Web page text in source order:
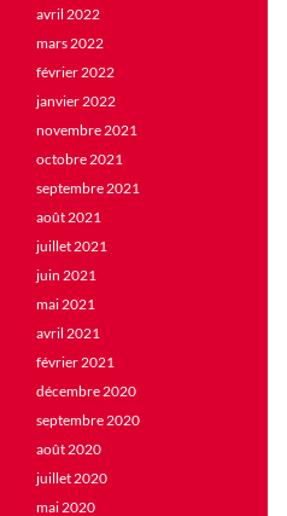
avril 2022
mars 2022
février 2022
janvier 2022
novembre 2021
octobre 2021
septembre 2021
août 2021
juillet 2021
juin 2021
mai 2021
avril 2021
février 2021
décembre 2020
septembre 2020
août 2020
juillet 2020
mai 2020